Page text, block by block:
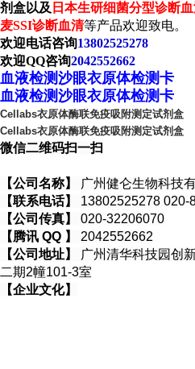
剂盒以及 日本生研细菌分型诊断
麦SSI诊断血清等产品欢迎致电。
欢迎电话咨询13802525278
欢迎QQ咨询2042552662
血液检测沙眼衣原体检测卡
血液检测沙眼衣原体检测卡
Cellabs衣原体酶联免疫吸附测定试剂盒
Cellabs衣原体酶联免疫吸附测定试剂盒
微信二维码扫一扫
【公司名称】
广州健仑生物科技
【联系电话】
13802525278 020-
【公司传真】 020-32206070
【腾讯 QQ 】
2042552662
【公司地址】
广州清华科技园创
二期2幢101-3室
【企业文化】